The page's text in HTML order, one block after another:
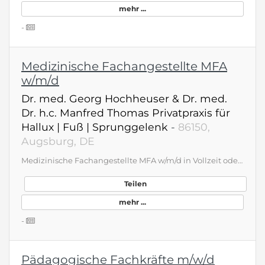
mehr ...
-
Medizinische Fachangestellte MFA
w/m/d
Dr. med. Georg Hochheuser & Dr. med.
Dr. h.c. Manfred Thomas Privatpraxis für
Hallux | Fuß | Sprunggelenk - 86150,
Augsburg, DE
Medizinische Fachangestellte MFA w/m/d in Vollzeit oder Teilzeit für Orthopädische Privatpraxis Augsburg Stadtmitte Du suchst eine abwechslungsreiche Tätigkeit in einer modernen Praxis mit persönlicher Atmosphäre? Dann bist du bei uns genau richtig! Wir sind eine moderne orthopädische Privatpraxis mit Schwerpunkt Fuß- und Sprunggelenk. Wir bieten übertarifliche Bezahlung und Möglichkeiten zur Weiterbildung (z.B. Röntgenschein) Du hast eine abgeschlossene Ausbildung als MFA, bist freundlich, engagiert, hast Teamgeist und Interesse an orthopädischen Themen (Vorkenntnisse sind von Vorteil, aber kein Muss). Wir freuen uns auf deine Bewerbung an fusschirurgie-augsburg.de oder einfach anrufen: 0821/26841940 Dr. med. Georg Hochheuser &amp; Dr. med. Dr. h.c. Manfred Thomas Privatpraxis für Hallux | Fuß | Sprunggelenk Frölichstraße 13 | 86150 Augsburg
Teilen
mehr ...
-
Pädagogische Fachkräfte m/w/d